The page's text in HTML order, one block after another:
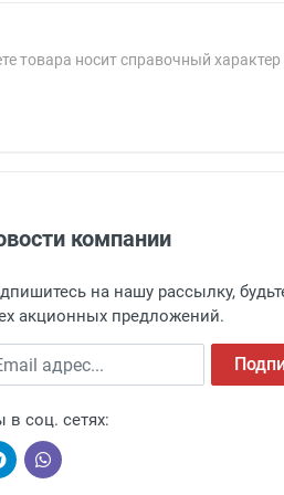
товара носит справочный характер
г. Москва,
о поступлении
пункт выдачи, чтобы
компании
на нашу рассылку,
акционных предложений.
адрес
в соц. сетях: